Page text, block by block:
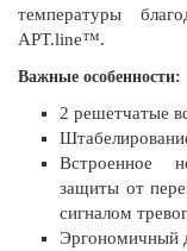
температуры
APT.line™.
Важные особенности:
2 решетчатые
Встроенное
защиты от
сигналом
Эргономичный